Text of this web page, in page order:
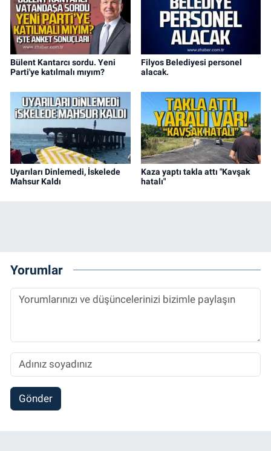
Bülent Kantarcı sordu. Yeni
Parti'ye katılmalı mıyım?
Filyos Belediyesi personel
alacak.
Uyarıları Dinlemedi, İskelede
Mahsur Kaldı
Kaza yaptı takla attı "Kavşak
hatalı"
Yorumlar
Gönder